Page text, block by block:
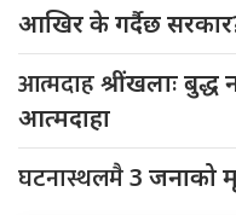
आखिर के गर्दैछ
आत्मदाहश्रींखलाः बुद्ध
आत्मदाहा
घटनास्थलमै3 जनाको